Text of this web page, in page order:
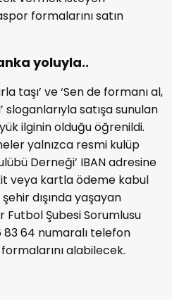
formalarını satın
yoluyla..
taşı’ ve ‘Sen de formanı al,
sloganlarıyla satışa sunulan
ilginin olduğu öğrenildi.
yalnızca resmi kulüp
Derneği’ IBAN adresine
veya kartla ödeme kabul
dışında yaşayan
Şubesi Sorumlusu
83 64 numaralı telefon
alabilecek.